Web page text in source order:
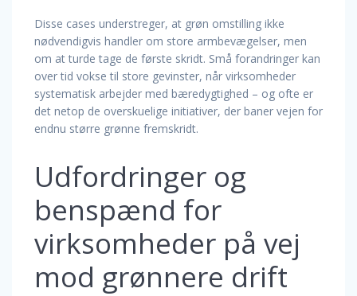
Disse cases understreger, at grøn omstilling ikke
nødvendigvis handler om store armbevægelser, men
om at turde tage de første skridt. Små forandringer kan
over tid vokse til store gevinster, når virksomheder
systematisk arbejder med bæredygtighed – og ofte er
det netop de overskuelige initiativer, der baner vejen for
endnu større grønne fremskridt.
Udfordringer og
benspænd for
virksomheder på vej
mod grønnere drift